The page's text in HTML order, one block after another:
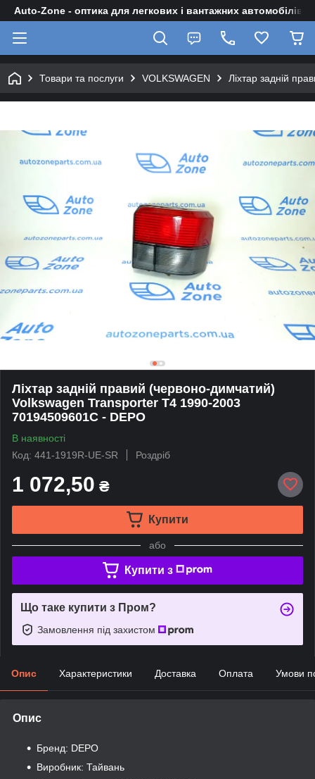
Auto-Zone - оптика для легкових і вантажних автомобілів
Товари та послуги VOLKSWAGEN Ліхтар задній
Ліхтар задній правий (червоно-димчатий)
Volkswagen Transporter T4 1990-2003
70194509601C - DEPO
В наявності
Код: 441-1919R-UE-SR
Роздріб
1 072,50 ₴
Купити
або
Купити з
Що таке купити з Пром?
Замовлення під захистом
Опис Характеристики Доставка Оплата Умови
Опис
Бренд: DEPO
Виробник: Тайвань